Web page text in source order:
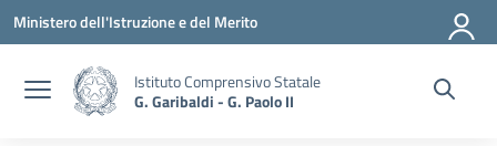
Vai ai contenuti
Vai al menu di navigazione
Vai al footer
Ministero dell'Istruzione e del Merito
Istituto Comprensivo Statale
G. Garibaldi - G. Paolo II